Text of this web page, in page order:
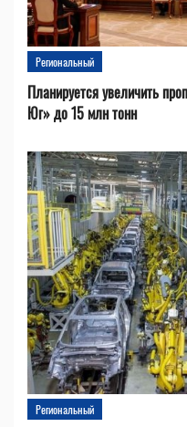
Региональный
Планируется увеличить
Юг» до 15 млн тонн
Региональный